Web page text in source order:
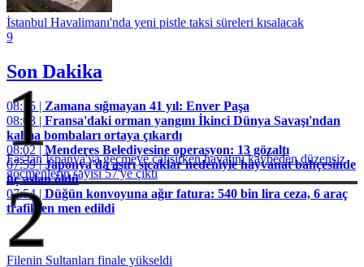
İstanbul Havalimanı'nda yeni pistle taksi süreleri kısalacak
9
Son Dakika
08:15 | Zamana sığmayan 41 yıl: Enver Paşa
08:03 | Fransa'daki orman yangını İkinci Dünya Savaşı'ndan
kalma bombaları ortaya çıkardı
08:02 |Menderes Belediyesine operasyon: 13 gözaltı
07:59 |Japonya'da aşırı sıcaklar nedeniyle hayvanat bahçesinde
üç aslan öldü
07:54 | Düğün konvoyuna ağır fatura: 540 bin lira ceza, 6 araç
trafikten men edildi
1
Fas'tan İspanya'ya geçmeye çalışırken hayatını kaybeden düzensiz
göçmenlerin sayısı 57'ye çıktı
2
Filenin Sultanları finale yükseldi